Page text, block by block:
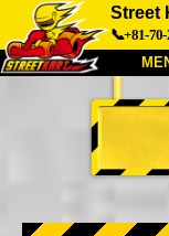
Street
📞+81-
Σχετικά
Εταιρεία